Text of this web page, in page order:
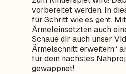
vorbereitet werden. In
für Schritt wie es geht.
Ärmeleinsetzten auch
Schaue dir auch unser
Ärmelschnitt erweitern“
für dein nächstes
gewappnet!